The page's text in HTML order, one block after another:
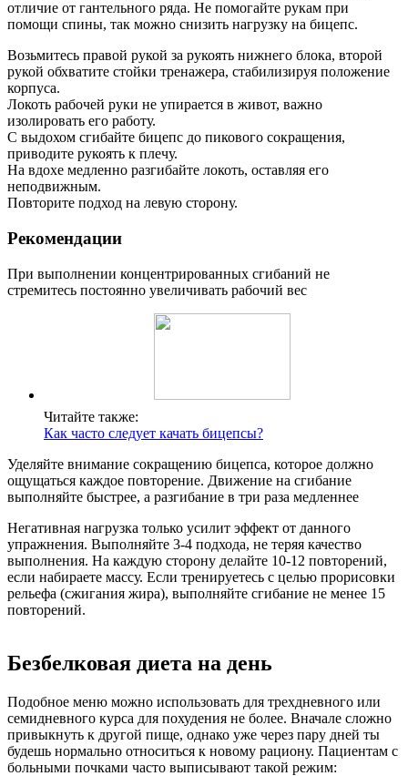
отличие от гантельного ряда. Не помогайте рукам при
помощи спины, так можно снизить нагрузку на бицепс.
Возьмитесь правой рукой за рукоять нижнего блока, второй
рукой обхватите стойки тренажера, стабилизируя положение
корпуса.
Локоть рабочей руки не упирается в живот, важно
изолировать его работу.
С выдохом сгибайте бицепс до пикового сокращения,
приводите рукоять к плечу.
На вдохе медленно разгибайте локоть, оставляя его
неподвижным.
Повторите подход на левую сторону.
Рекомендации
При выполнении концентрированных сгибаний не
стремитесь постоянно увеличивать рабочий вес
Читайте также:
Как часто следует качать бицепсы?
Уделяйте внимание сокращению бицепса, которое должно
ощущаться каждое повторение. Движение на сгибание
выполняйте быстрее, а разгибание в три раза медленнее
Негативная нагрузка только усилит эффект от данного
упражнения. Выполняйте 3-4 подхода, не теряя качество
выполнения. На каждую сторону делайте 10-12 повторений,
если набираете массу. Если тренируетесь с целью прорисовки
рельефа (сжигания жира), выполняйте сгибание не менее 15
повторений.
Безбелковая диета на день
Подобное меню можно использовать для трехдневного или
семидневного курса для похудения не более. Вначале сложно
привыкнуть к другой пище, однако уже через пару дней ты
будешь нормально относиться к новому рациону. Пациентам с
больными почками часто выписывают такой режим: